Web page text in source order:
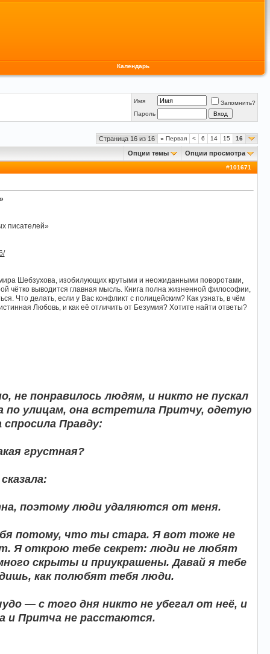
Календарь
Имя
Запомнить?
Пароль
Страница 16 из 16 « Первая < 6 14 15 16
Опции темы Опции просмотра
#101671
писателей»
Шебзухова, изобилующих крутыми и неожиданными поворотами,
чётко выводится главная мысль. Книга полна жизненной философии,
Что делать, если у Вас конфликт с полицейским? Как узнать, в чём
Любовь, и как её отличить от Безумия? Хотите найти ответы?
не понравилось людям, и никто не пускал
по улицам, она встретила Притчу, одетую
Правду:
грустная?
поэтому люди удаляются от меня.
потому, что ты стара. Я вот тоже не
Я открою тебе секрет: люди не любят
скрыты и приукрашены. Давай я тебе
как полюбят тебя люди.
— с того дня никто не убегал от неё, и
и Притча не расстаются.